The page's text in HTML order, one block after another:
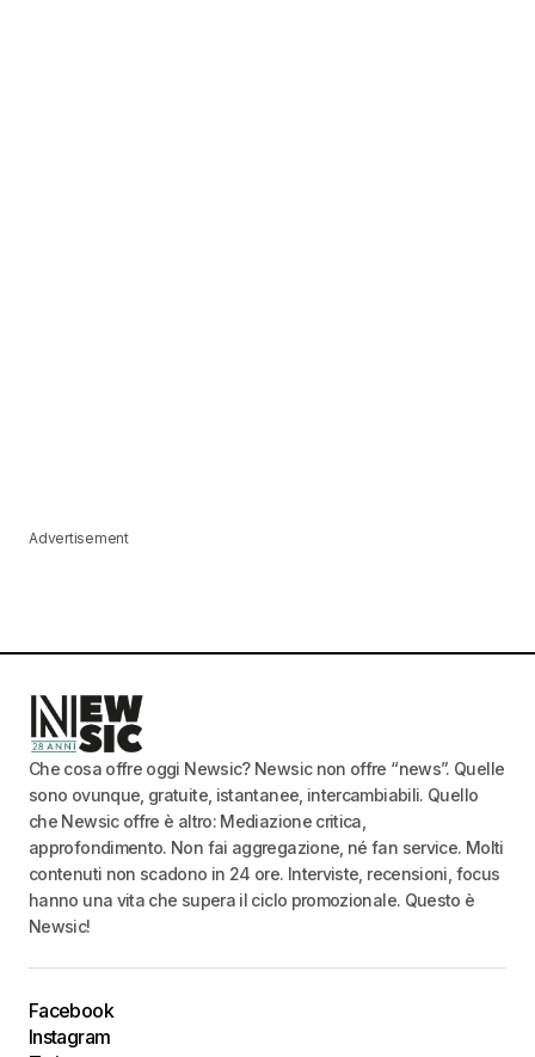
Advertisement
Che cosa offre oggi Newsic? Newsic non offre “news”. Quelle
sono ovunque, gratuite, istantanee, intercambiabili. Quello
che Newsic offre è altro: Mediazione critica,
approfondimento. Non fai aggregazione, né fan service. Molti
contenuti non scadono in 24 ore. Interviste, recensioni, focus
hanno una vita che supera il ciclo promozionale. Questo è
Newsic!
Facebook
Instagram